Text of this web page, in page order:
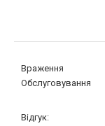
Враження
Обслуговування
Відгук: